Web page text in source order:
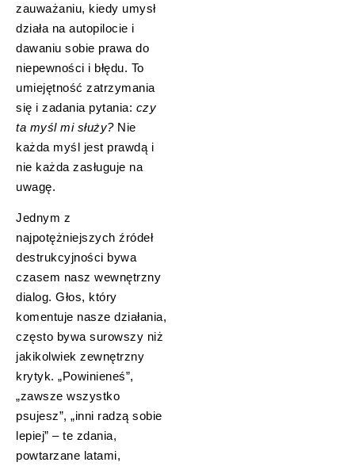
zauważaniu, kiedy umysł
działa na autopilocie i
dawaniu sobie prawa do
niepewności i błędu. To
umiejętność zatrzymania
się i zadania pytania: czy
ta myśl mi służy?Nie
każda myśl jest prawdą i
nie każda zasługuje na
uwagę.
Jednym z
najpotężniejszych źródeł
destrukcyjności bywa
czasem nasz wewnętrzny
dialog. Głos, który
komentuje nasze działania,
często bywa surowszy niż
jakikolwiek zewnętrzny
krytyk. „Powinieneś”,
„zawsze wszystko
psujesz”, „inni radzą sobie
lepiej” – te zdania,
powtarzane latami,